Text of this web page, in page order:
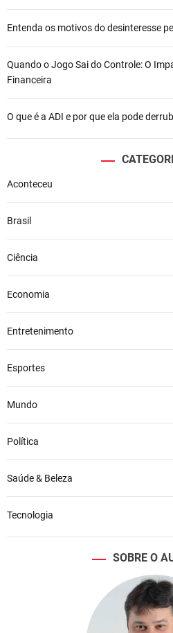
Entenda os motivos do desinteresse
Quando o Jogo Sai do Controle: O
Financeira
O que é a ADI e por que ela pode
Aconteceu
Brasil
Ciência
Economia
Entretenimento
Esportes
Mundo
Política
Saúde & Beleza
Tecnologia
SOBRE O